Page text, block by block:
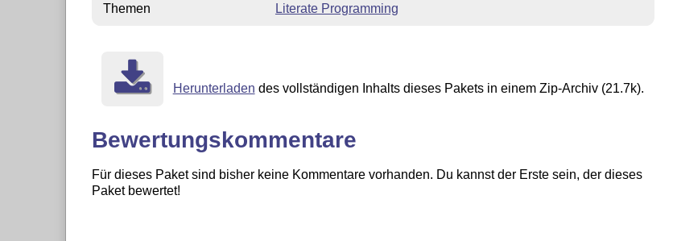
Themen
Literate Programming
Herunterladen des vollständigen Inhalts dieses Pakets in einem Zip-Archiv (21.7k).
Bewertungskommentare
Für dieses Paket sind bisher keine Kommentare vorhanden. Du kannst der Erste sein, der dieses
Paket bewertet!